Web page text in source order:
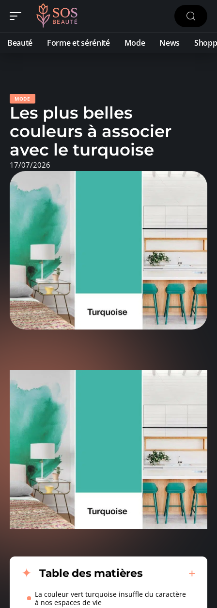
Beauté Forme et sérénité Mode News
MODE
Les plus belles
couleurs à associer
avec le turquoise
17/07/2026
Table des matières
La couleur vert turquoise insuffle du caractère
à nos espaces de vie